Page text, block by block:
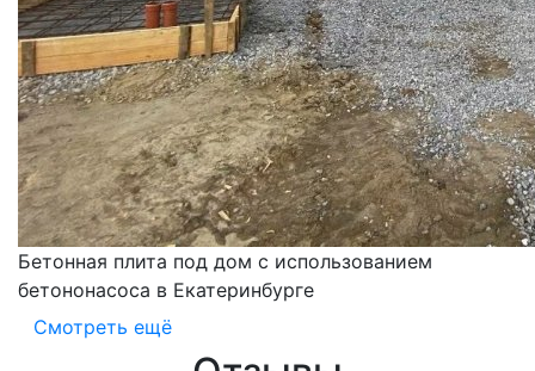
Бетонная плита под дом с использованием
бетононасоса в Екатеринбурге
Смотреть ещё